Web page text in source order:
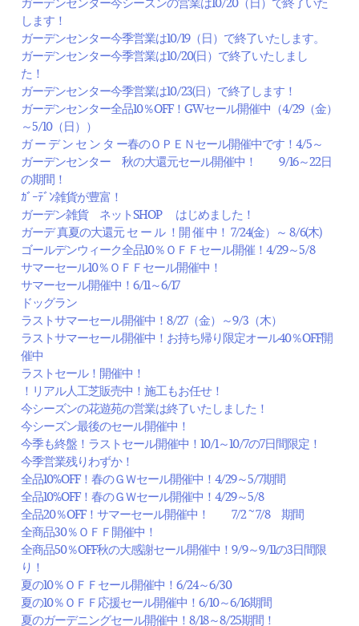
します！
ガーデンセンター今季営業は10/19（日）で終了いたします。
ガーデンセンター今季営業は10/20(日）で終了いたしまし
た！
ガーデンセンター今季営業は10/23(日）で終了します！
ガーデンセンター全品10％OFF！GWセール開催中（4/29（金）
～5/10（日））
ガ ー デ ン セ ン タ ー春のＯＰＥＮセール開催中です！4/5～
ガーデンセンター 秋の大還元セール開催中！ 9/16～22日
の期間！
ｶﾞｰﾃﾞﾝ雑貨が豊富！
ガーデン雑貨 ネットSHOP はじめました！
ガーデ 真夏の大還元 セ ー ル ！開 催 中！ 7/24(金）～ 8/6(木)
ゴールデンウィーク全品10％ＯＦＦセール開催！4/29～5/8
サマーセール10％ＯＦＦセール開催中！
サマーセール開催中！6/11～6/17
ドッグラン
ラストサマーセール開催中！8/27（金）～9/3（木）
ラストサマーセール開催中！お持ち帰り限定オール40％OFF開
催中
ラストセール！開催中！
！リアル人工芝販売中！施工もお任せ！
今シーズンの花遊苑の営業は終了いたしました！
今シーズン最後のセール開催中！
今季も終盤！ラストセール開催中！10/1～10/7の7日間限定！
今季営業残りわずか！
全品10%OFF！春のＧＷセール開催中！4/29～5/7期間
全品10%OFF！春のＧＷセール開催中！4/29～5/8
全品20％OFF！サマーセール開催中！ 7/2 ~ 7/8 期間
全商品30％ＯＦＦ開催中！
全商品50％OFF秋の大感謝セール開催中！9/9～9/11の3日間限
り！
夏の10％ＯＦＦセール開催中！6/24～6/30
夏の10％ＯＦＦ応援セール開催中！6/10～6/16期間
夏のガーデニングセール開催中！8/18～8/25期間！